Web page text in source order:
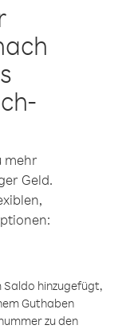
mehr
Geld.
Saldo hinzugefügt,
Guthaben
zu den